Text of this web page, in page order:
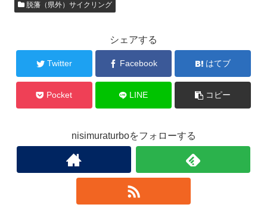
脱藩（県外）サイクリング
シェアする
Twitter Facebook はてブ
Pocket LINE コピー
nisimuraturboをフォローする